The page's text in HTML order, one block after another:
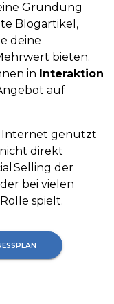
Gründung
Blogartikel,
deine
bieten.
in Interaktion
auf
Internet genutzt
direkt
Selling der
bei vielen
spielt.